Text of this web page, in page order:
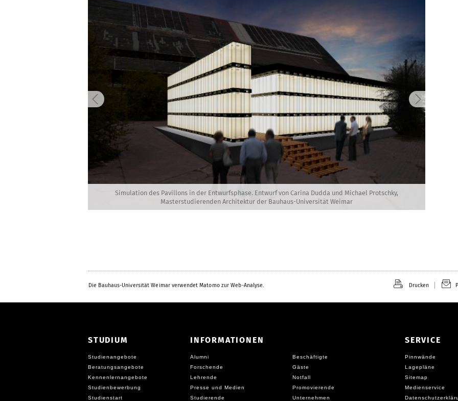
Simulation des Pavillons in der Entwurfsphase. Entwurf von Carina Dudda und Michael Protschky,
Masterstudierenden Architektur der Bauhaus-Universität Weimar
Die Bauhaus-Universität Weimar verwendet Matomo zur Web-Analyse. Drucken
STUDIUM
Studienangebote
Beratungsangebote
Kennenlernangebote
Studienbewerbung
Studienstart
INFORMATIONEN
Alumni
Beschäftigte
Forschende
Gäste
Lehrende
Notfall
Presse und Medien
Promovierende
Studierende
Unternehmen
SERVICE
Pinnwände
Lagepläne
Sitemap
Medienservice